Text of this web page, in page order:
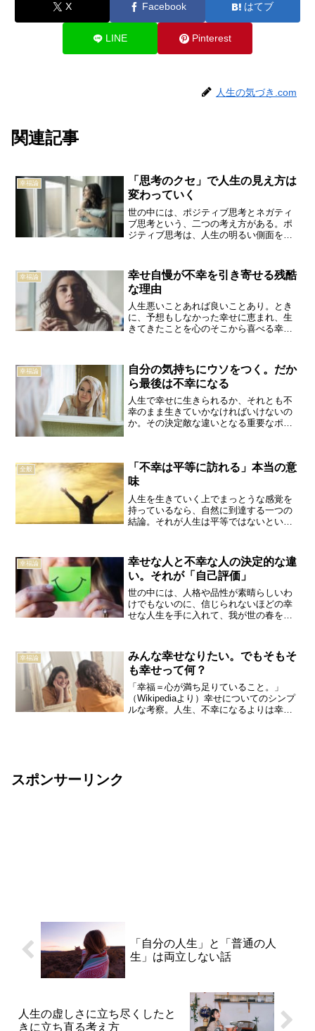
X Facebook はてブ
LINE Pinterest
人生の気づき.com
関連記事
幸福論
「思考のクセ」で人生の見え方は
変わっていく
世の中には、ポジティブ思考とネガティ
ブ思考という、二つの考え方がある。ポ
ジティブ思考は、人生の明るい側面を積
め、「ポジティブシンキングおたく」
「意識が高い」などと揶揄され...
幸福論
幸せ自慢が不幸を引き寄せる残酷
な理由
人生悪いことあれば良いことあり。とき
に、予想もしなかった幸せに恵まれ、生
きてきたことを心のそこから喜べる幸せ
やって来たときこそ要注意。人生良いこ
とがあったからといって、...
幸福論
自分の気持ちにウソをつく。だか
ら最後は不幸になる
人生で幸せに生きられるか、それとも不
幸のまま生きていかなければいけないの
か。その決定敵な違いとなる重要なポイ
関係。いろんなものに恵ま...
全般
「不幸は平等に訪れる」本当の意
味
人生を生きていく上でまっとうな感覚を
持っているなら、自然に到達する一つの
結論。それが人生は平等ではないという
生きざるをえない人がいる一方で、本人
の努力や才能。全く関係な...
幸福論
幸せな人と不幸な人の決定的な違
い。それが「自己評価」
世の中には、人格や品性が素晴らしいわ
けでもないのに、信じられないほどの幸
せな人生を手に入れて、我が世の春を謳
不幸が連続し、幸せをつかもうとして
も、幸せをつかみそこねてし...
幸福論
みんな幸せなりたい。でもそもそ
も幸せって何？
「幸福＝心が満ち足りていること。」
（Wikipediaより）幸せについてのシンプ
ルな考察。人生、不幸になるよりは幸せ
スポンサーリンク
「自分の人生」と「普通の人
生」は両立しない話
人生の虚しさに立ち尽くしたと
きに立ち直る考え方